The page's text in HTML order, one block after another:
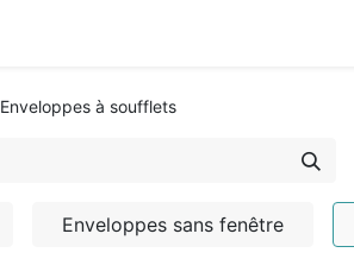
Enveloppes à soufflets
Enveloppes sans fenêtre